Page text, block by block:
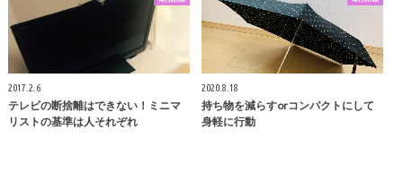
2017.2.6
テレビの断捨離はできない！ミニマ
リストの基準は人それぞれ
2020.8.18
持ち物を減らすorコンパクトにして
身軽に行動